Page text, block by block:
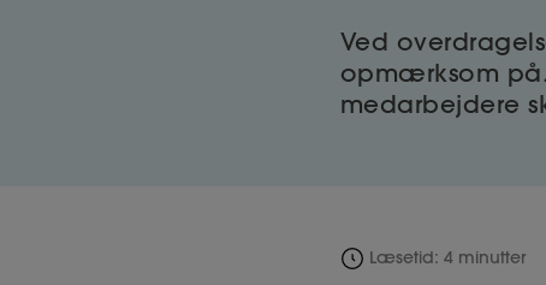
Ved
opmærksom
medarbejdere
Læsetid: 4 minutter